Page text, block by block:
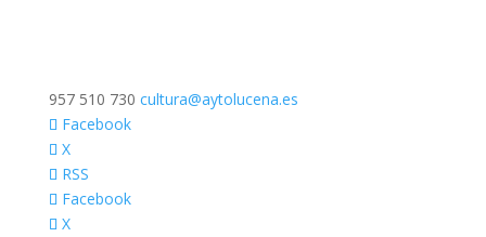
957 510 730 cultura@aytolucena.es
Facebook
X
RSS
Facebook
X